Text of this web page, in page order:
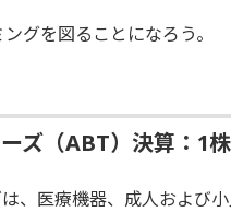
グを図ることになろう。
ズ（ABT）決算：1
、医療機器、成人および